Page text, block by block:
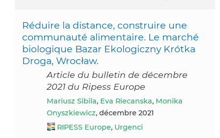
Réduire la distance, construire une
communauté alimentaire. Le marché
biologique Bazar Ekologiczny Krótka
Droga, Wrocław.
Article du bulletin de décembre
2021 du Ripess Europe
Mariusz Sibila, Eva Riecanska, Monika
Onyszkiewicz, décembre 2021
RIPESS Europe, Urgenci